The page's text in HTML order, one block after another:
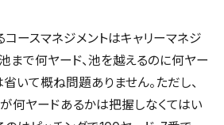
ースマネジメントはキャリーマネジ
池まで何ヤード、池を越えるのに何ヤー
いて概ね問題ありません。ただし、
何ヤードあるかは把握しなくてはい